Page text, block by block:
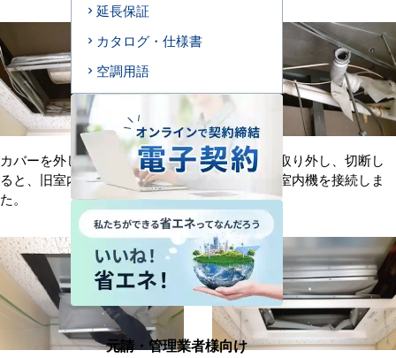
カバーを外し天井を切り開け
ると、旧室内機が露出しまし
た。
旧室内機を取り外し、切断し
た配管に新室内機を接続しま
す。
延長保証
カタログ・仕様書
空調用語
元請・管理業者様向け